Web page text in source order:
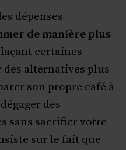
dépenses
de manière plus
certaines
alternatives plus
son propre café à
des
sans sacrifier votre
sur le fait que